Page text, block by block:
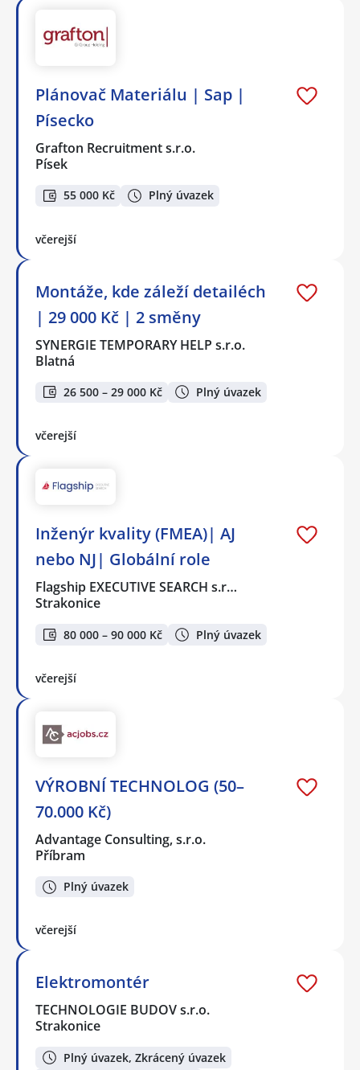
Plánovač Materiálu | Sap |
Písecko
Grafton Recruitment s.r.o.
Písek
55 000 Kč Plný úvazek
včerejší
Montáže, kde záleží detailéch
| 29 000 Kč | 2 směny
SYNERGIE TEMPORARY HELP s.r.o.
Blatná
26 500 – 29 000 Kč Plný úvazek
včerejší
Inženýr kvality (FMEA)| AJ
nebo NJ| Globální role
Flagship EXECUTIVE SEARCH s.r…
Strakonice
80 000 – 90 000 Kč Plný úvazek
včerejší
VÝROBNÍ TECHNOLOG (50–
70.000 Kč)
Advantage Consulting, s.r.o.
Příbram
Plný úvazek
včerejší
Elektromontér
TECHNOLOGIE BUDOV s.r.o.
Strakonice
Plný úvazek, Zkrácený úvazek